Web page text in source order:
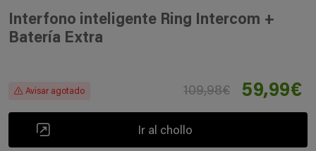
Interfono inteligente Ring Intercom +
Batería Extra
Avisar agotado 109,98€ 59,99€
Ir al chollo